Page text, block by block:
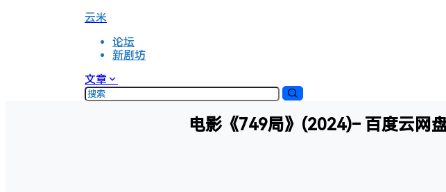
云米
论坛
新剧坊
文章
电影《749局》(2024)– 百度云网